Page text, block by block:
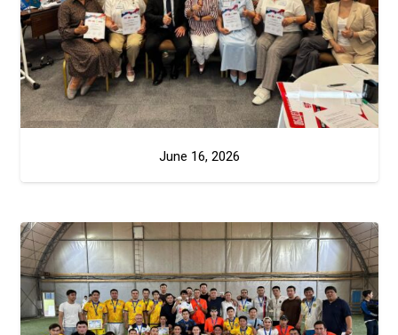
June 16, 2026